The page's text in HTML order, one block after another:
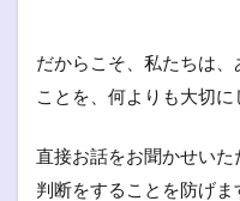
だからこそ、私たちは、
ことを、何よりも大切に
直接お話をお聞かせい
判断をすることを防げ